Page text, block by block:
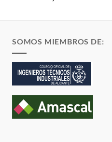
SOMOS MIEMBROS DE: